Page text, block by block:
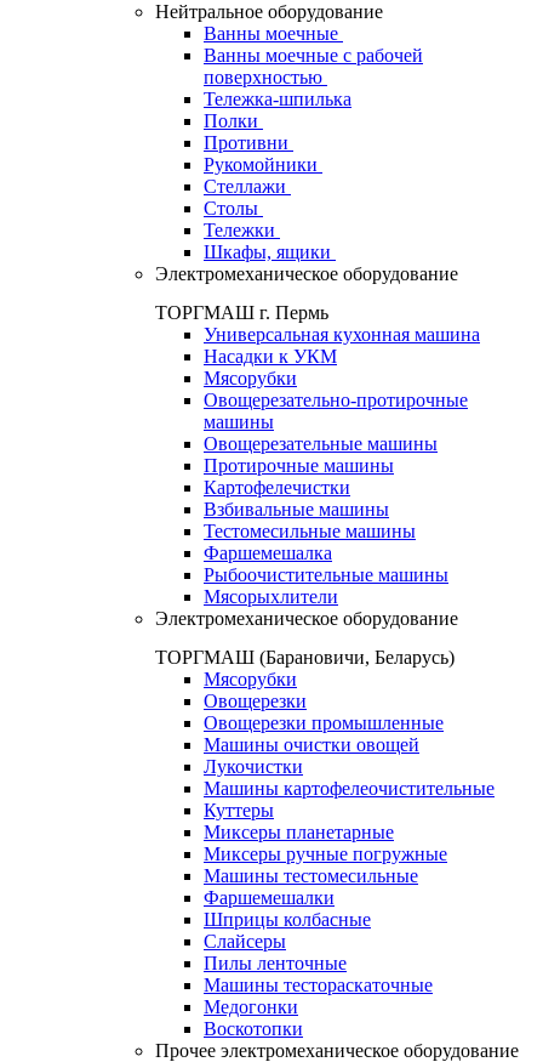
Нейтральное оборудование
Ванны моечные
Ванны моечные с рабочей
поверхностью
Тележка-шпилька
Полки
Противни
Рукомойники
Стеллажи
Столы
Тележки
Шкафы, ящики
Электромеханическое оборудование
ТОРГМАШ г. Пермь
Универсальная кухонная машина
Насадки к УКМ
Мясорубки
Овощерезательно-протирочные
машины
Овощерезательные машины
Протирочные машины
Картофелечистки
Взбивальные машины
Тестомесильные машины
Фаршемешалка
Рыбоочистительные машины
Мясорыхлители
Электромеханическое оборудование
ТОРГМАШ (Барановичи, Беларусь)
Мясорубки
Овощерезки
Овощерезки промышленные
Машины очистки овощей
Лукочистки
Машины картофелеочистительные
Куттеры
Миксеры планетарные
Миксеры ручные погружные
Машины тестомесильные
Фаршемешалки
Шприцы колбасные
Слайсеры
Пилы ленточные
Машины тестораскаточные
Медогонки
Воскотопки
Прочее электромеханическое оборудование